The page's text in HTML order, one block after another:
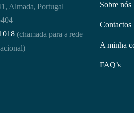
Sobre nós
Contactos
A minha
FAQ’s
Almada, Portugal
(chamada para a rede